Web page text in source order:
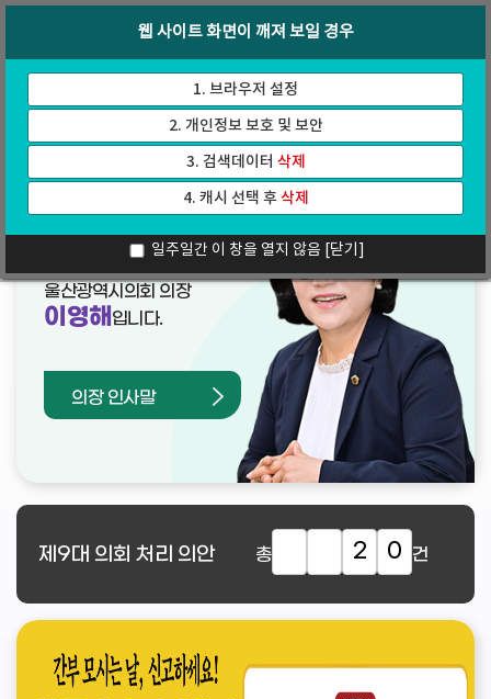
가
기
인터넷방송
웹 사이트 화면이 깨져 보일 경우
1. 브라우저 설정
2. 개인정보 보호 및 보안
3. 검색데이터 삭제
4. 캐시 선택 후삭제
일주일간 이 창을 열지 않음 [닫기]
열린의장실
울산광역시의회 의장
이영해 입니다.
의장 인사말
제9대 의회 처리 의안 총 2 0 건